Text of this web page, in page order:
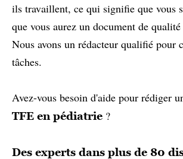
ils travaillent, ce qui signifie que vous
que vous aurez un document de
Nous avons un rédacteur qualifié pour
tâches.
Avez-vous besoin d'aide pour rédiger
TFE en pédiatrie ?
Des experts dans plus de 80